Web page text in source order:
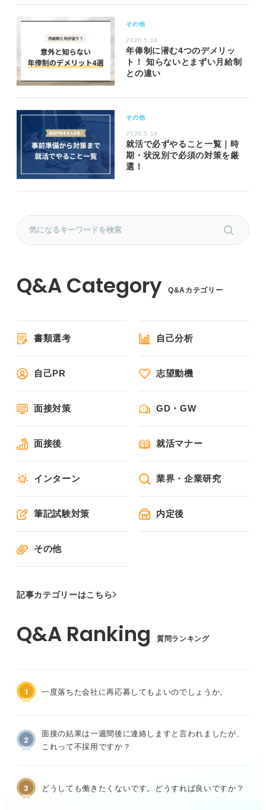
その他
2026.5.14
年俸制に潜む4つのデメリッ
ト！ 知らないとまずい月給制
との違い
その他
2026.5.14
就活で必ずやること一覧｜時
期・状況別で必須の対策を厳
選！
Q&Aカテゴリー
書類選考 自己分析
自己PR 志望動機
面接対策 GD・GW
面接後 就活マナー
インターン 業界・企業研究
筆記試験対策 内定後
その他
記事カテゴリーはこちら
質問ランキング
1 一度落ちた会社に再応募してもよいのでしょうか。
2
面接の結果は一週間後に連絡しますと言われましたが、
これって不採用ですか？
3 どうしても働きたくないです。どうすれば良いですか？